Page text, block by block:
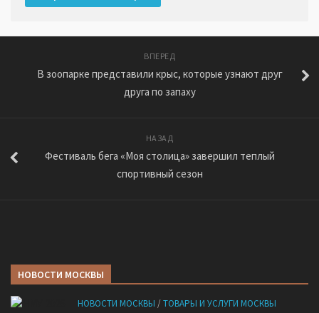
ВПЕРЕД
В зоопарке представили крыс, которые узнают друг
друга по запаху
НАЗАД
Фестиваль бега «Моя столица» завершил теплый
спортивный сезон
НОВОСТИ МОСКВЫ
НОВОСТИ МОСКВЫ /ТОВАРЫ И УСЛУГИ МОСКВЫ